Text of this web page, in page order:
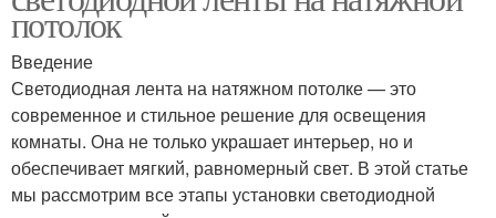
потолок
Введение
Светодиодная лента на натяжном потолке — это
современное и стильное решение для освещения
комнаты. Она не только украшает интерьер, но и
обеспечивает мягкий, равномерный свет. В этой статье
мы рассмотрим все этапы установки светодиодной